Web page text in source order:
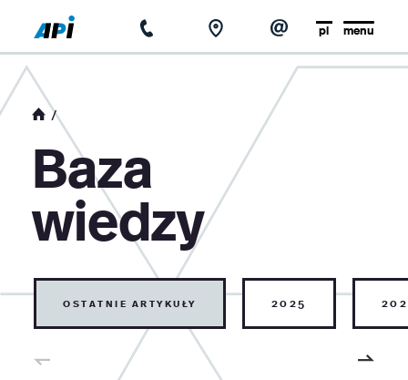
menu
pl
strona główna
aktualności
baza wiedzy
kontakt
Baza
wiedzy
ostatnie artykuły 2025